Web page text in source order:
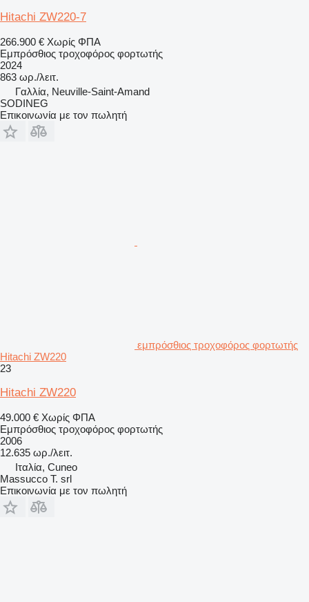
Hitachi ZW220-7
266.900 € Χωρίς ΦΠΑ
Εμπρόσθιος τροχοφόρος φορτωτής
2024
863 ωρ./λειτ.
Γαλλία, Neuville-Saint-Amand
SODINEG
Επικοινωνία με τον πωλητή
εμπρόσθιος τροχοφόρος φορτωτής
Hitachi ZW220
23
Hitachi ZW220
49.000 € Χωρίς ΦΠΑ
Εμπρόσθιος τροχοφόρος φορτωτής
2006
12.635 ωρ./λειτ.
Ιταλία, Cuneo
Massucco T. srl
Επικοινωνία με τον πωλητή